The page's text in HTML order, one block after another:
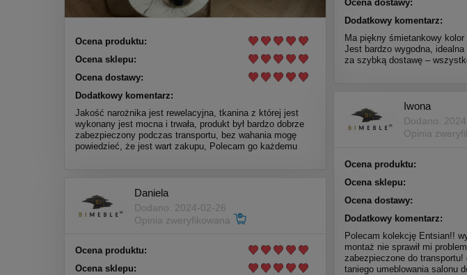
Ocena dostawy:
Dodatkowy komentarz:
Ma piękny śmietankowy kolor
Jest bardzo wygodna,
za szybką dostawę –
Ocena produktu:
Ocena sklepu:
Ocena dostawy:
Dodatkowy komentarz:
Jakość narożnika jest rewelacyjna, tkanina z której jest
wykonany jest mocna i trwała, produkt był bardzo dobrze
zabezpieczony podczas transportu, bez wahania mogę
powiedzieć, że jest wart zakupu, Polecam go każdemu
Iwona
Dodano:
Opinia
Ocena produktu:
Ocena sklepu:
Ocena dostawy:
Dodatkowy komentarz:
Polecam kolekcję Entsian!!
montaż nie sprawił mi
zabezpieczone do transportu!
taniego umeblowania salonu
Daniela
Dodano: 2024-02-26
Opinia zweryfikowana
Ocena produktu:
Ocena sklepu: